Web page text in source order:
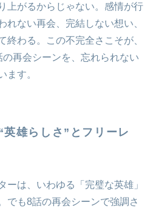
上がるからじゃない。感情が行
れない再会、完結しない想い、
終わる。この不完全さこそが、
の再会シーンを、忘れられない
ます。
英雄らしさ”とフリーレ
ーは、いわゆる「完璧な英雄」
でも8話の再会シーンで強調さ